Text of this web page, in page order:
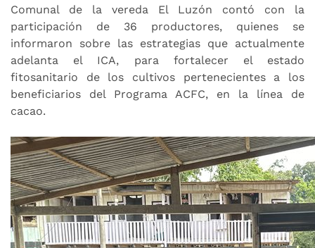
Comunal de la vereda El Luzón contó con la
participación de 36 productores, quienes se
informaron sobre las estrategias que actualmente
adelanta el ICA, para fortalecer el estado
fitosanitario de los cultivos pertenecientes a los
beneficiarios del Programa ACFC, en la línea de
cacao.